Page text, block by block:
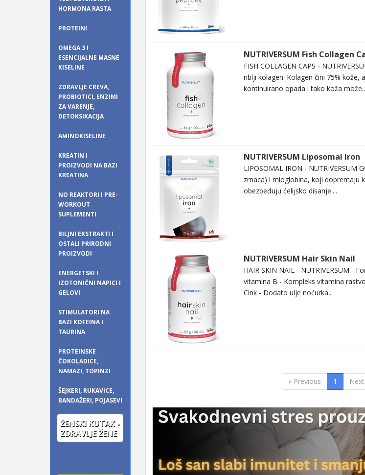
HORMONA RASTA
PROTEINI
OMEGA 3 I
ESENCIJALNE MASNE
KISELINE
ZDRAVLJE CREVA,
PROBIOTICI, ENZIMI
ZA VARENJE,
DETOKSIKACIJA
AMINOKISELINE
KREATIN I
PROIZVODI NA BAZI
KREATINA
NO REAKTORI I PRE-
WORKOUT
SUPLEMENTI
BILJNI EKSTRAKTI I
OSTALI PRIRODNI
PROIZVODI
ENERGETSKI I
IZOTONIČNI NAPICI I
GELOVI
STIMULATORI NA
BAZI KOFEINA I
TAURINA
PROTEINSKE
ČOKOLADICE,
NAMAZI, TOPINZI
ŠEJKERI, RUKAVICE,
BANDAŽERI, POJASEVI
ŽENSKI KUTAK -
ZDRAVLJE ŽENE
NUTRIVERSUM Fish Collagen
FISH COLLAGEN CAPS -
riblji kolagen. Kolagen čini 75%
kontinuirano opada i tako koža
NUTRIVERSUM Liposomal Iron
LIPOSOMAL IRON - NUTRIVERSUM
zrnaca) i mioglobina, koji dopremaju
obezbeđuju ćelijsko disanje....
NUTRIVERSUM Hair Skin Nail
HAIR SKIN NAIL - NUTRIVERSUM -
vitamina B - Kompleks vitamina
Cink - Dodato ulje noćurka...
« Previous 1